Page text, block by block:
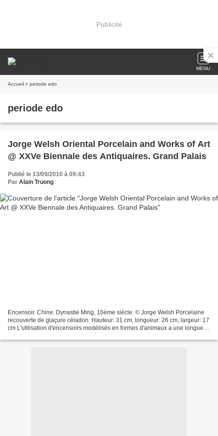
Publicité
MENU
Accueil » periode edo
periode edo
Jorge Welsh Oriental Porcelain and Works of Art
@ XXVe Biennale des Antiquaires. Grand Palais
Publié le 13/09/2010 à 09:43
Par Alain Truong
Encensoir. Chine. Dynastie Ming, 16ème siècle. © Jorge Welsh Porcelaine
recouverte de glaçure céladon. Hauteur: 31 cm, longueur: 26 cm, largeur: 17
cm L'utilisation d'encensoirs modélisés en formes d'animaux a une longue